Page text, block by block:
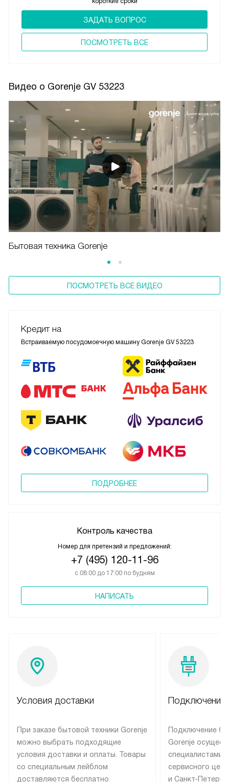
ЗАДАТЬ ВОПРОС
ПОCМОТРЕТЬ ВСЕ
Видео о Gorenje GV 53223
Бытовая техника Gorenje
ПОСМОТРЕТЬ ВСЕ ВИДЕО
Кредит на
Встраиваемую посудомоечную машину Gorenje GV 53223
ПОДРОБНЕЕ
Контроль качества
Номер для претензий и предложений:
+7 (495) 120-11-96
с 08:00 до 17:00 по будням
НАПИСАТЬ
Условия доставки
При заказе бытовой техники Gorenje
можно выбрать подходящие
условия доставки и оплаты. Товары
со специальным лейблом
доставляются бесплатно
Подключение
Подключение
Gorenje
специалистами
сервисного
и Санкт-